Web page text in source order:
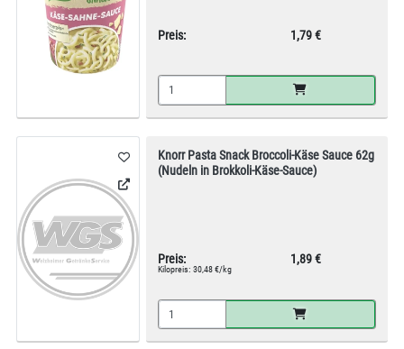
Preis: 1,79 €
Knorr Pasta Snack Broccoli-Käse Sauce 62g
(Nudeln in Brokkoli-Käse-Sauce)
Preis: 1,89 €
Kilopreis: 30,48 €/kg